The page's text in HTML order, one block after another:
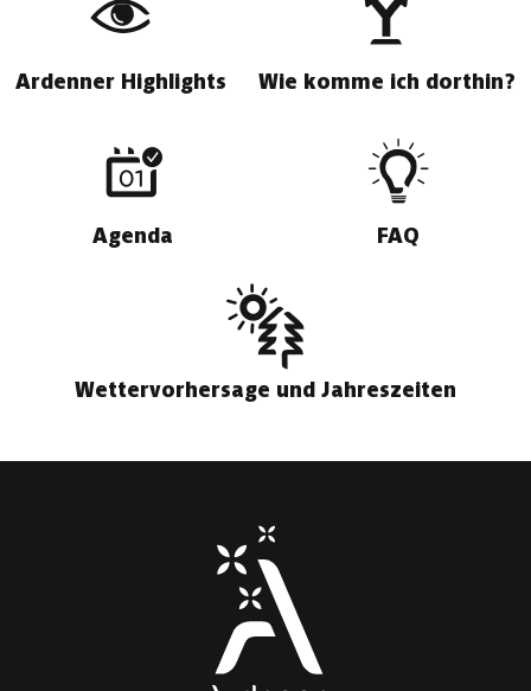
Ardenner Highlights Wie komme ich dorthin?
Agenda FAQ
Wettervorhersage und Jahreszeiten